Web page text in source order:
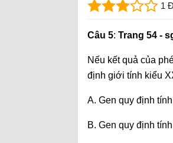
1
Câu 5: Trang 54 -
Nếu kết quả của
định giới tính kiểu
A. Gen quy định
B. Gen quy định